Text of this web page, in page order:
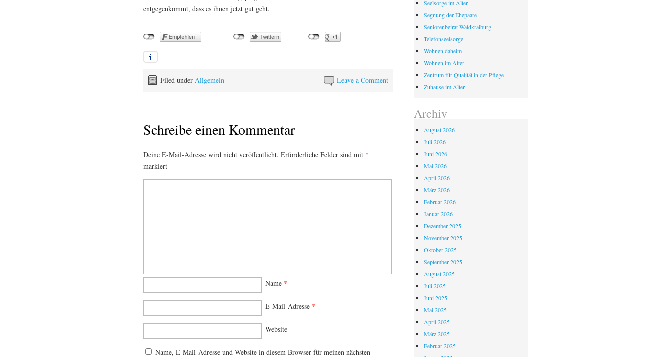
entgegenkommt, dass es ihnen jetzt gut geht.
Leave a Comment
Filed under Allgemein
Schreibe einen Kommentar
Deine E-Mail-Adresse wird nicht veröffentlicht. Erforderliche Felder sind mit *
markiert
Name *
E-Mail-Adresse *
Website
Name, E-Mail-Adresse und Website in diesem Browser für meinen nächsten
Seelsorge im Alter
Segnung der Ehepaare
Seniorenbeirat Waldkraiburg
Telefonseelsorge
Wohnen daheim
Wohnen im Alter
Zentrum für Qualität in der Pflege
Zuhause im Alter
Archiv
August 2026
Juli 2026
Juni 2026
Mai 2026
April 2026
März 2026
Februar 2026
Januar 2026
Dezember 2025
November 2025
Oktober 2025
September 2025
August 2025
Juli 2025
Juni 2025
Mai 2025
April 2025
März 2025
Februar 2025